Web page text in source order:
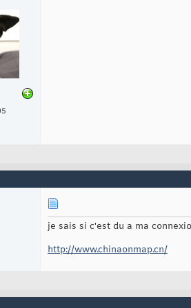
je sais si c'est du a ma
http://www.chinaonmap.cn/